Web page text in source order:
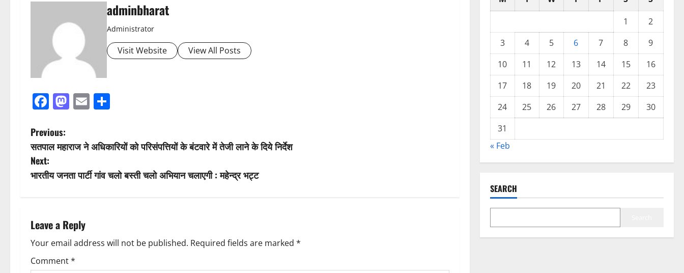
adminbharat
Administrator
Visit Website View All Posts
Facebook
Mastodon
Email
P
o
s
n
a
v
Previous:
सतपाल महाराज ने अधिकारियों को परिसंपत्तियों के बंटवारे में तेजी लाने के दिये निर्देश
Next:
भारतीय जनता पार्टी गांव चलो बस्ती चलो अभियान चलाएगी : महेन्द्र भट्ट
Leave a Reply
Your email address will not be published. Required fields are marked *
Comment*
1
2
3
4 5 6 7 8
9
10
11 12 13 14 15
16
17
18 19 20 21 22
23
24
25 26 27 28 29
30
31
« Feb
SEARCH